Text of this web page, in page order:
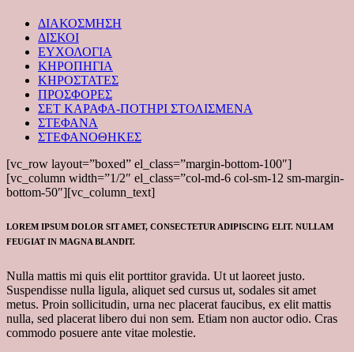
ΔΙΑΚΟΣΜΗΣΗ
ΔΙΣΚΟΙ
ΕΥΧΟΛΟΓΙΑ
ΚΗΡΟΠΗΓΙΑ
ΚΗΡΟΣΤΑΤΕΣ
ΠΡΟΣΦΟΡΕΣ
ΣΕΤ ΚΑΡΑΦΑ-ΠΟΤΗΡΙ ΣΤΟΛΙΣΜΕΝΑ
ΣΤΕΦΑΝΑ
ΣΤΕΦΑΝΟΘΗΚΕΣ
[vc_row layout=”boxed” el_class=”margin-bottom-100″]
[vc_column width=”1/2″ el_class=”col-md-6 col-sm-12 sm-margin-
bottom-50″][vc_column_text]
LOREM IPSUM DOLOR SIT AMET, CONSECTETUR ADIPISCING ELIT. NULLAM
FEUGIAT IN MAGNA BLANDIT.
Nulla mattis mi quis elit porttitor gravida. Ut ut laoreet justo.
Suspendisse nulla ligula, aliquet sed cursus ut, sodales sit amet
metus. Proin sollicitudin, urna nec placerat faucibus, ex elit mattis
nulla, sed placerat libero dui non sem. Etiam non auctor odio. Cras
commodo posuere ante vitae molestie.